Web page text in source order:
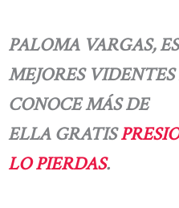
PALOMA VARGAS,
MEJORES
CONOCE MÁS DE
ELLA GRATIS
LO PIERDAS.